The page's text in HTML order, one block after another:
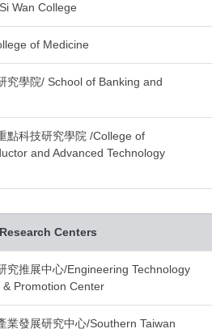
Wan College
of Medicine
究學院/ School of Banking and
點科技研究學院 /College of
and Advanced Technology
Centers
究推展中心/Engineering Technology
& Promotion Center
業發展研究中心/Southern Taiwan